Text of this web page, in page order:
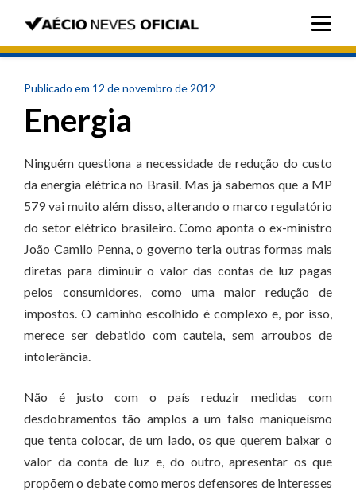
Publicado em 12 de novembro de 2012
Energia
Ninguém questiona a necessidade de redução do custo
da energia elétrica no Brasil. Mas já sabemos que a MP
579 vai muito além disso, alterando o marco regulatório
do setor elétrico brasileiro. Como aponta o ex-ministro
João Camilo Penna, o governo teria outras formas mais
diretas para diminuir o valor das contas de luz pagas
pelos consumidores, como uma maior redução de
impostos. O caminho escolhido é complexo e, por isso,
merece ser debatido com cautela, sem arroubos de
intolerância.
Não é justo com o país reduzir medidas com
desdobramentos tão amplos a um falso maniqueísmo
que tenta colocar, de um lado, os que querem baixar o
valor da conta de luz e, do outro, apresentar os que
propõem o debate como meros defensores de interesses